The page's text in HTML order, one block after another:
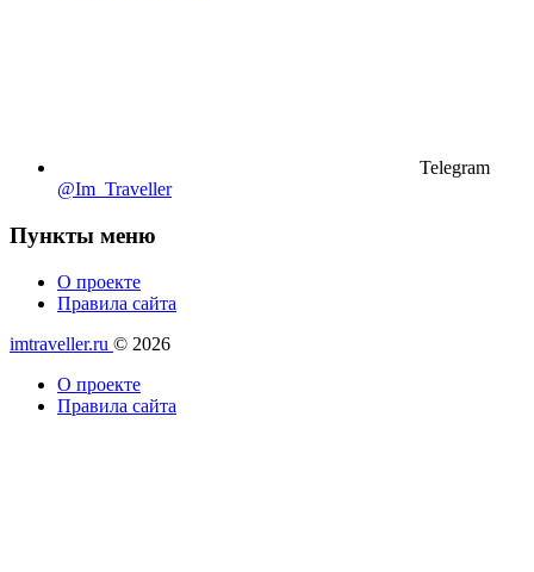
Telegram
@Im_Traveller
Пункты меню
О проекте
Правила сайта
imtraveller.ru © 2026
О проекте
Правила сайта